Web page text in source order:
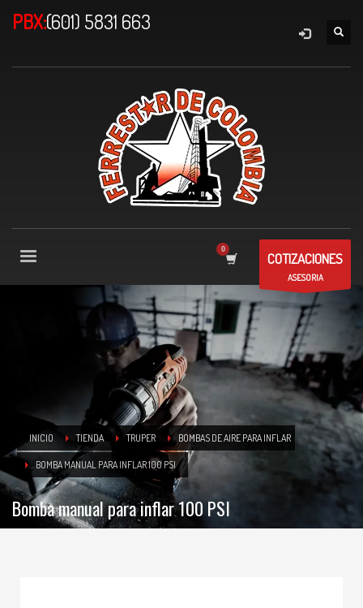
PBX:(601) 5831 663
COTIZACIONES
ASESORIA
INICIO TIENDA TRUPER BOMBAS DE AIRE PARA INFLAR
BOMBA MANUAL PARA INFLAR 100 PSI
Bomba manual para inflar 100 PSI